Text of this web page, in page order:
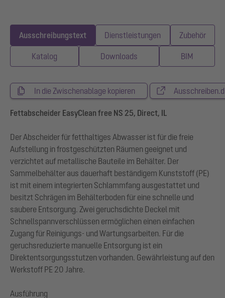
Ausschreibungstext Dienstleistungen Zubehör
Katalog Downloads BIM
In die Zwischenablage kopieren
Fettabscheider EasyClean free NS 25, Direct, IL
Der Abscheider für fetthaltiges Abwasser ist für die freie
Aufstellung in frostgeschützten Räumen geeignet und
verzichtet auf metallische Bauteile im Behälter. Der
Sammelbehälter aus dauerhaft beständigem Kunststoff (PE)
ist mit einem integrierten Schlammfang ausgestattet und
besitzt Schrägen im Behälterboden für eine schnelle und
saubere Entsorgung. Zwei geruchsdichte Deckel mit
Schnellspannverschlüssen ermöglichen einen einfachen
Zugang für Reinigungs- und Wartungsarbeiten. Für die
geruchsreduzierte manuelle Entsorgung ist ein
Direktentsorgungsstutzen vorhanden. Gewährleistung auf den
Werkstoff PE 20 Jahre.
Ausführung